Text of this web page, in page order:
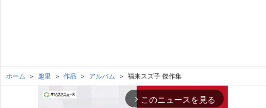
ホーム 趣里 作品 アルバム 福来スズ子 傑作集
arrow_forward_ios このニュースを見る